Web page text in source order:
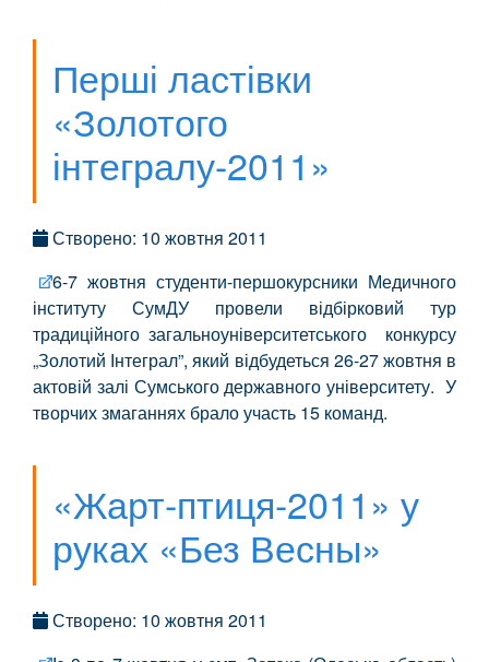
Перші ластівки
«Золотого
інтегралу-2011»
Створено: 10 жовтня 2011
6-7 жовтня студенти-першокурсники Медичного
інституту СумДУ провели відбірковий тур
традиційного загальноуніверситетського конкурсу
„Золотий Інтеграл”, який відбудеться 26-27 жовтня в
актовій залі Сумського державного університету. У
творчих змаганнях брало участь 15 команд.
«Жарт-птиця-2011» у
руках «Без Весны»
Створено: 10 жовтня 2011